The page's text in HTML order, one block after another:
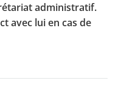
publiés
administratif.
avec lui en cas de